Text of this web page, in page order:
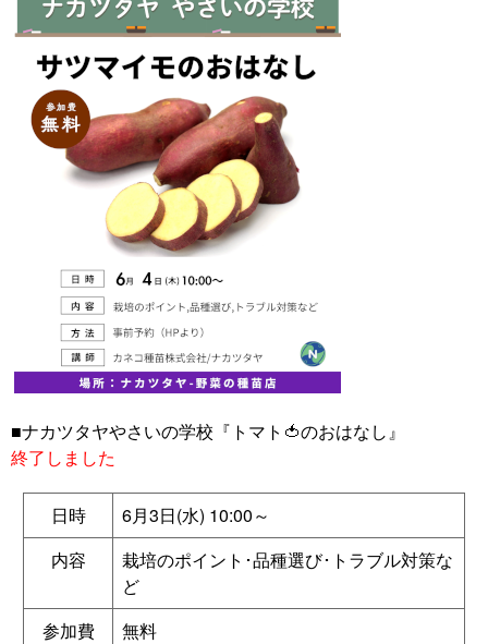
■ナカツタヤやさいの学校『トマト🍅のおはなし』
終了しました
日時
6月3日(水) 10:00～
内容
栽培のポイント･品種選び･トラブル対策な
ど
参加費
無料